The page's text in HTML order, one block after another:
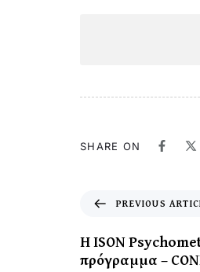
SHARE ON
PREVIOUS
Η ISON
πρόγραμμα –